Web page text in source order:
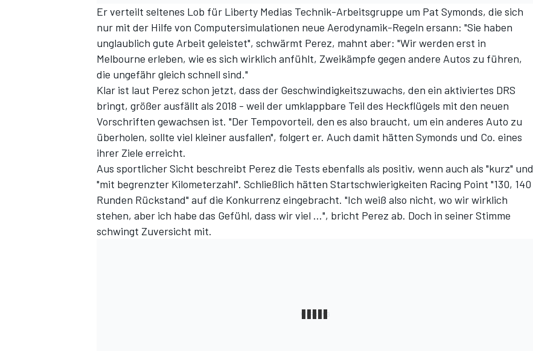
SPORTWAGEN
Er verteilt seltenes Lob für Liberty Medias Technik-Arbeitsgruppe um Pat Symonds, die sich
nur mit der Hilfe von Computersimulationen neue Aerodynamik-Regeln ersann: "Sie haben
unglaublich gute Arbeit geleistet", schwärmt Perez, mahnt aber: "Wir werden erst in
Melbourne erleben, wie es sich wirklich anfühlt, Zweikämpfe gegen andere Autos zu führen,
die ungefähr gleich schnell sind."
Klar ist laut Perez schon jetzt, dass der Geschwindigkeitszuwachs, den ein aktiviertes DRS
bringt, größer ausfällt als 2018 - weil der umklappbare Teil des Heckflügels mit den neuen
Vorschriften gewachsen ist. "Der Tempovorteil, den es also braucht, um ein anderes Auto zu
überholen, sollte viel kleiner ausfallen", folgert er. Auch damit hätten Symonds und Co. eines
ihrer Ziele erreicht.
Aus sportlicher Sicht beschreibt Perez die Tests ebenfalls als positiv, wenn auch als "kurz" und
"mit begrenzter Kilometerzahl". Schließlich hätten Startschwierigkeiten Racing Point "130, 140
Runden Rückstand" auf die Konkurrenz eingebracht. "Ich weiß also nicht, wo wir wirklich
stehen, aber ich habe das Gefühl, dass wir viel ...", bricht Perez ab. Doch in seiner Stimme
schwingt Zuversicht mit.